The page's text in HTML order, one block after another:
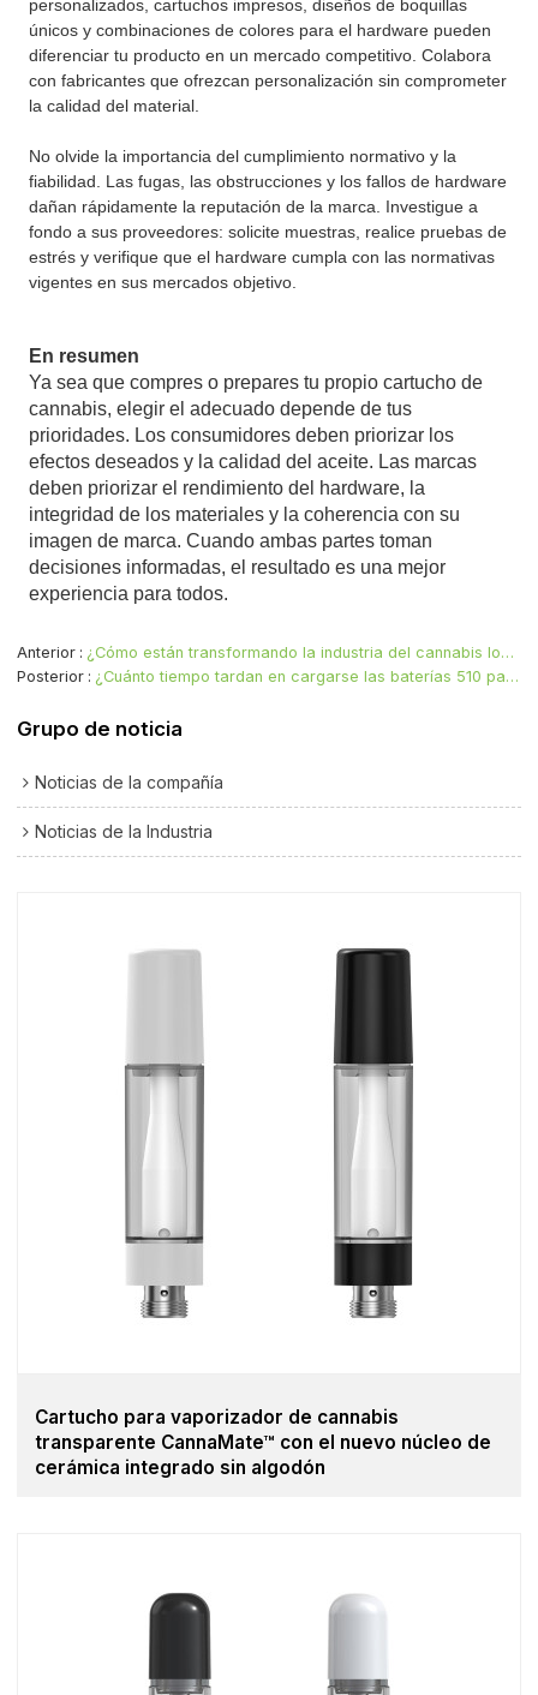
personalizados, cartuchos impresos, diseños de boquillas
únicos y combinaciones de colores para el hardware pueden
diferenciar tu producto en un mercado competitivo. Colabora
con fabricantes que ofrezcan personalización sin comprometer
la calidad del material.
No olvide la importancia del cumplimiento normativo y la
fiabilidad. Las fugas, las obstrucciones y los fallos de hardware
dañan rápidamente la reputación de la marca. Investigue a
fondo a sus proveedores: solicite muestras, realice pruebas de
estrés y verifique que el hardware cumpla con las normativas
vigentes en sus mercados objetivo.
En resumen
Ya sea que compres o prepares tu propio cartucho de
cannabis, elegir el adecuado depende de tus
prioridades. Los consumidores deben priorizar los
efectos deseados y la calidad del aceite. Las marcas
deben priorizar el rendimiento del hardware, la
integridad de los materiales y la coherencia con su
imagen de marca. Cuando ambas partes toman
decisiones informadas, el resultado es una mejor
experiencia para todos.
Anterior
¿Cómo están transformando la industria del cannabis los consumidores de vaporizadores de THC de la Generación Z?
Posterior
¿Cuánto tiempo tardan en cargarse las baterías 510 para vaporizadores de cannabis?
Grupo de noticia
Noticias de la compañía
Noticias de la Industria
Cartucho para vaporizador de cannabis
transparente CannaMate™ con el nuevo núcleo de
cerámica integrado sin algodón